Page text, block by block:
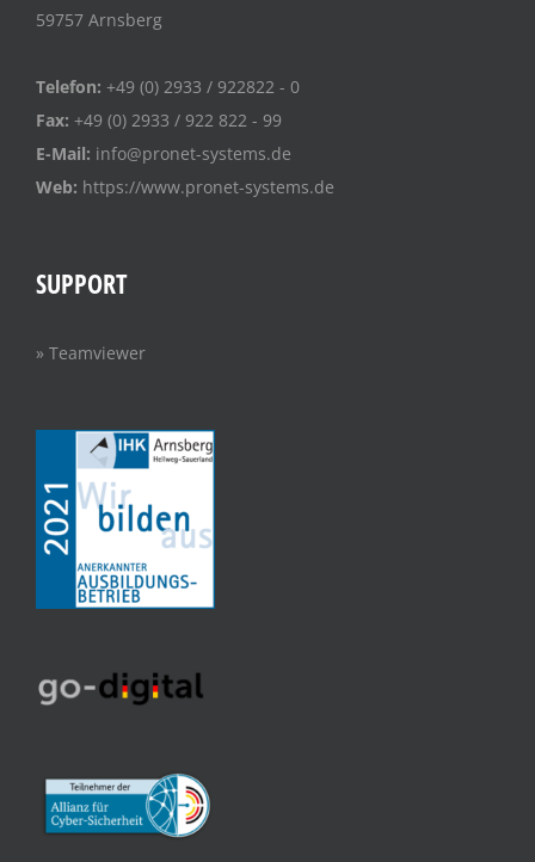
59757 Arnsberg
Telefon: +49 (0) 2933 / 922822 - 0
Fax: +49 (0) 2933 / 922 822 - 99
E-Mail: info@pronet-systems.de
Web: https://www.pronet-systems.de
SUPPORT
» Teamviewer